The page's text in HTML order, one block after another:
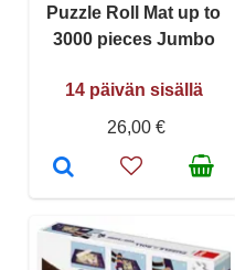
Puzzle Roll Mat up to
3000 pieces Jumbo
14 päivän sisällä
26,00 €